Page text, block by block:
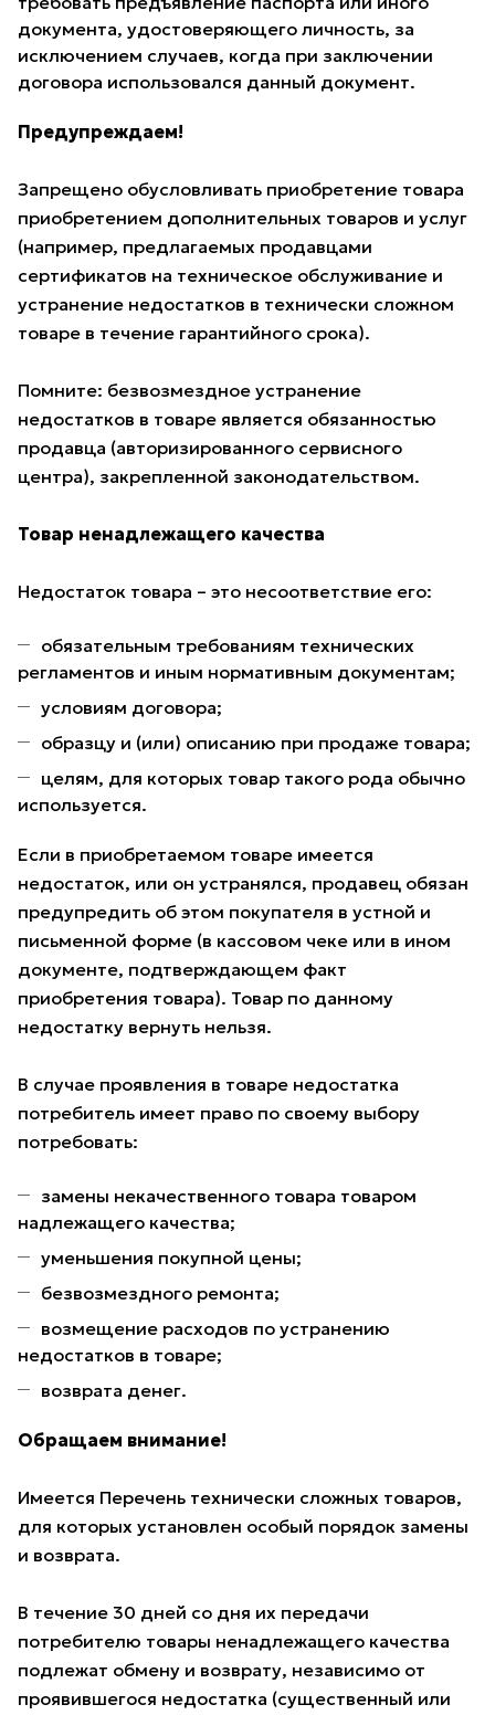
документа, удостоверяющего личность, за
исключением случаев, когда при заключении
договора использовался данный документ.
Предупреждаем!
Запрещено обусловливать приобретение товара
приобретением дополнительных товаров и услуг
(например, предлагаемых продавцами
сертификатов на техническое обслуживание и
устранение недостатков в технически сложном
товаре в течение гарантийного срока).
Помните: безвозмездное устранение
недостатков в товаре является обязанностью
продавца (авторизированного сервисного
центра), закрепленной законодательством.
Товар ненадлежащего качества
Недостаток товара – это несоответствие его:
обязательным требованиям технических
регламентов и иным нормативным документам;
условиям договора;
образцу и (или) описанию при продаже товара;
целям, для которых товар такого рода обычно
используется.
Если в приобретаемом товаре имеется
недостаток, или он устранялся, продавец обязан
предупредить об этом покупателя в устной и
письменной форме (в кассовом чеке или в ином
документе, подтверждающем факт
приобретения товара). Товар по данному
недостатку вернуть нельзя.
В случае проявления в товаре недостатка
потребитель имеет право по своему выбору
потребовать:
замены некачественного товара товаром
надлежащего качества;
уменьшения покупной цены;
безвозмездного ремонта;
возмещение расходов по устранению
недостатков в товаре;
возврата денег.
Обращаем внимание!
Имеется Перечень технически сложных товаров,
для которых установлен особый порядок замены
и возврата.
В течение 30 дней со дня их передачи
потребителю товары ненадлежащего качества
подлежат обмену и возврату, независимо от
проявившегося недостатка (существенный или